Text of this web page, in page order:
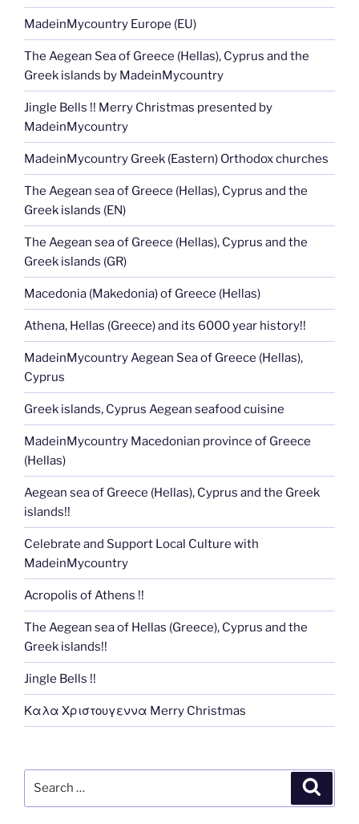
MadeinMycountry Europe (EU)
The Aegean Sea of Greece (Hellas), Cyprus and the
Greek islands by MadeinMycountry
Jingle Bells !! Merry Christmas presented by
MadeinMycountry
MadeinMycountry Greek (Eastern) Orthodox churches
The Aegean sea of Greece (Hellas), Cyprus and the
Greek islands (EN)
The Aegean sea of Greece (Hellas), Cyprus and the
Greek islands (GR)
Macedonia (Makedonia) of Greece (Hellas)
Athena, Hellas (Greece) and its 6000 year history!!
MadeinMycountry Aegean Sea of Greece (Hellas),
Cyprus
Greek islands, Cyprus Aegean seafood cuisine
MadeinMycountry Macedonian province of Greece
(Hellas)
Aegean sea of Greece (Hellas), Cyprus and the Greek
islands!!
Celebrate and Support Local Culture with
MadeinMycountry
Acropolis of Athens !!
The Aegean sea of Hellas (Greece), Cyprus and the
Greek islands!!
Jingle Bells !!
Καλα Χριστουγεννα Merry Christmas